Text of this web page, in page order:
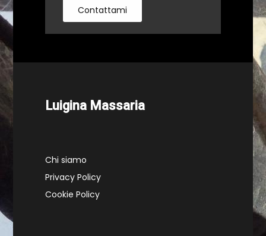
Contattami
Luigina Massaria
Chi siamo
Privacy Policy
Cookie Policy